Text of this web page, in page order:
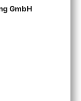
GmbH